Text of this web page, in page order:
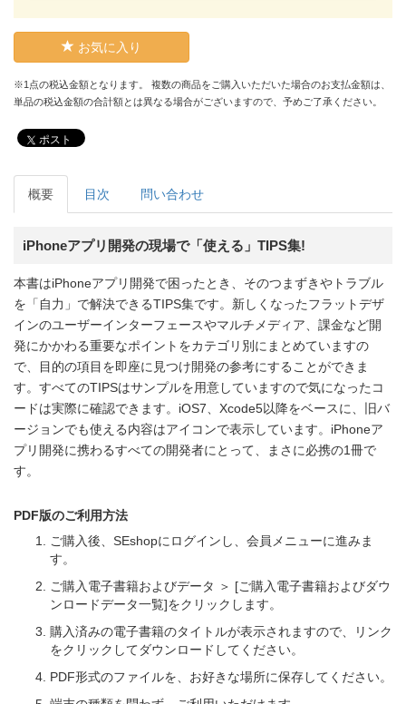
お気に入り
※1点の税込金額となります。 複数の商品をご購入いただいた場合のお支払金額は、
単品の税込金額の合計額とは異なる場合がございますので、予めご了承ください。
ポスト
概要 目次 問い合わせ
iPhoneアプリ開発の現場で「使える」TIPS集!
本書はiPhoneアプリ開発で困ったとき、そのつまずきやトラブル
を「自力」で解決できるTIPS集です。新しくなったフラットデザ
インのユーザーインターフェースやマルチメディア、課金など開
発にかかわる重要なポイントをカテゴリ別にまとめていますの
で、目的の項目を即座に見つけ開発の参考にすることができま
す。すべてのTIPSはサンプルを用意していますので気になったコ
ードは実際に確認できます。iOS7、Xcode5以降をベースに、旧バ
ージョンでも使える内容はアイコンで表示しています。iPhoneア
プリ開発に携わるすべての開発者にとって、まさに必携の1冊で
す。
PDF版のご利用方法
ご購入後、SEshopにログインし、会員メニューに進みま
す。
ご購入電子書籍およびデータ ＞ [ご購入電子書籍およびダウ
ンロードデータ一覧]をクリックします。
購入済みの電子書籍のタイトルが表示されますので、リンク
をクリックしてダウンロードしてください。
PDF形式のファイルを、お好きな場所に保存してください。